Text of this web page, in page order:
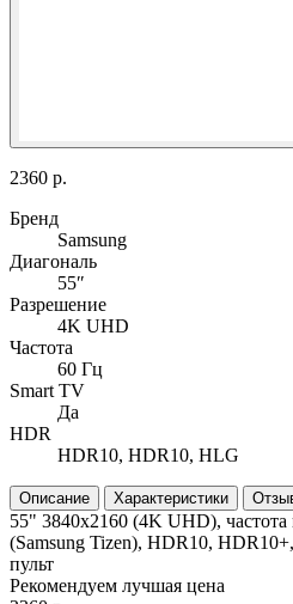
2360 р.
Бренд
Samsung
Диагональ
55″
Разрешение
4K UHD
Частота
60 Гц
Smart TV
Да
HDR
HDR10, HDR10, HLG
Описание Характеристики
55" 3840x2160 (4K UHD),
(Samsung Tizen), HDR10,
пульт
Рекомендуем лучшая цена